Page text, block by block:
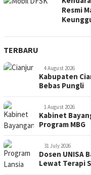
Resmi
TERBARU
4 August 2026
Kabupaten
Bebas Pungli
1 August 2026
Kabinet
Program MBG
31 July 2026
Dosen UNISA
Lewat Terapi